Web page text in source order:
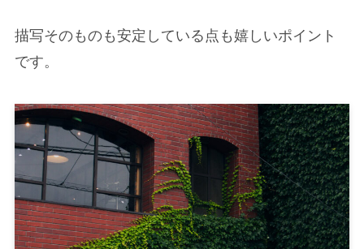
描写そのものも安定している点も嬉しいポイント
です。